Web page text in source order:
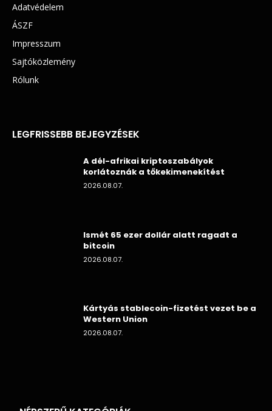
Adatvédelem
ÁSZF
Impresszum
Sajtóközlemény
Rólunk
LEGFRISSEBB BEJEGYZÉSEK
A dél-afrikai kriptoszabályok
korlátoznák a tőkekimenekítést
2026.08.07.
Ismét 65 ezer dollár alatt ragadt a
bitcoin
2026.08.07.
Kártyás stablecoin-fizetést vezet be a
Western Union
2026.08.07.